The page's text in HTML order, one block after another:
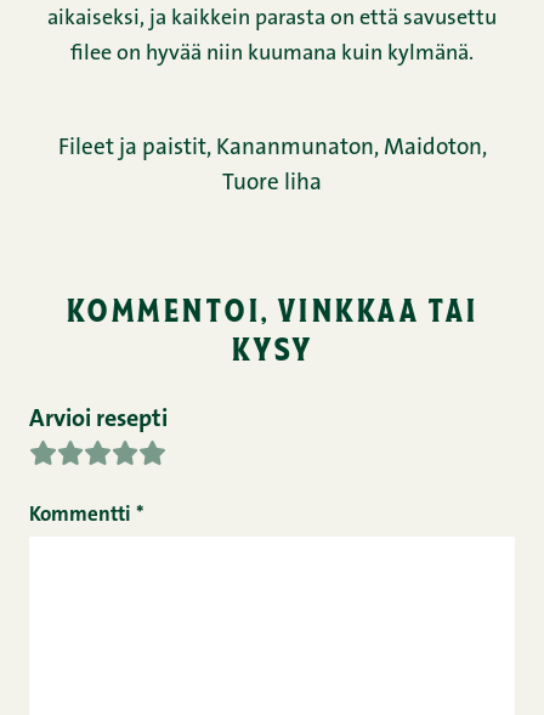
aikaiseksi, ja kaikkein parasta on että savusettu
filee on hyvää niin kuumana kuin kylmänä.
Fileet ja paistit, Kananmunaton, Maidoton,
Tuore liha
kommentoi, vinkkaa tai
kysy
Arvioi resepti
Kommentti *